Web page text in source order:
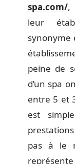
spa.com/,
leur
synonyme
peine de
d’un spa
entre 5 et
est
pas à le